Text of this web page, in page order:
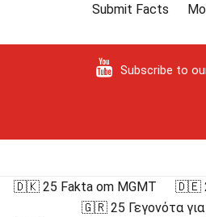
Submit Facts
Subscribe to
🇩🇰 25 Fakta om MGMT
🇩🇪
🇬🇷 25 Γεγονότα για